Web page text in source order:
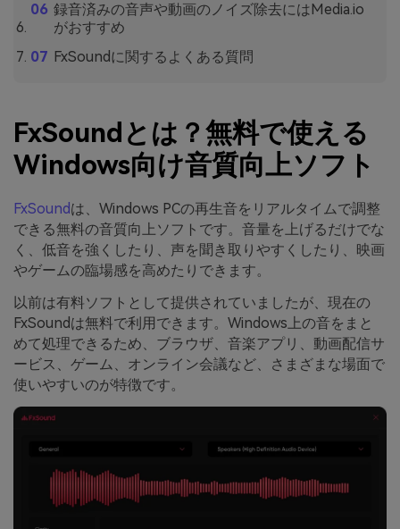
録音済みの音声や動画のノイズ除去にはMedia.io
がおすすめ
FxSoundに関するよくある質問
FxSoundとは？無料で使える
Windows向け音質向上ソフト
FxSoundは、Windows PCの再生音をリアルタイムで調整
できる無料の音質向上ソフトです。音量を上げるだけでな
く、低音を強くしたり、声を聞き取りやすくしたり、映画
やゲームの臨場感を高めたりできます。
以前は有料ソフトとして提供されていましたが、現在の
FxSoundは無料で利用できます。Windows上の音をまと
めて処理できるため、ブラウザ、音楽アプリ、動画配信サ
ービス、ゲーム、オンライン会議など、さまざまな場面で
使いやすいのが特徴です。